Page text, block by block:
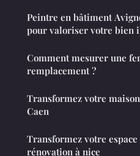
Peintre en bâtiment
pour valoriser votre bien
Comment mesurer une
remplacement ?
Transformez votre
Caen
Transformez votre
rénovation à nice